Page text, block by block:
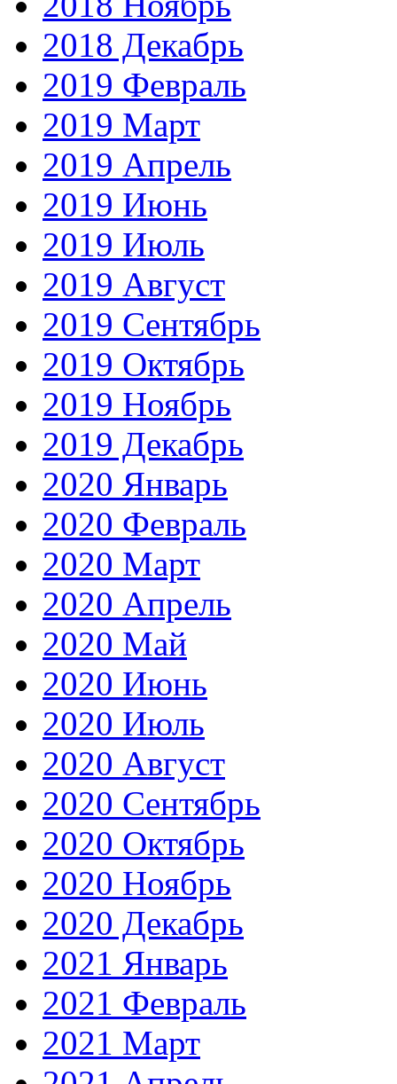
2018 Декабрь
2019 Февраль
2019 Март
2019 Апрель
2019 Июнь
2019 Июль
2019 Август
2019 Сентябрь
2019 Октябрь
2019 Ноябрь
2019 Декабрь
2020 Январь
2020 Февраль
2020 Март
2020 Апрель
2020 Май
2020 Июнь
2020 Июль
2020 Август
2020 Сентябрь
2020 Октябрь
2020 Ноябрь
2020 Декабрь
2021 Январь
2021 Февраль
2021 Март